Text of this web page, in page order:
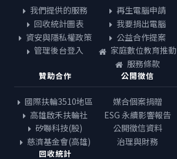
我們提供的服務
回收統計圖表
資安與隱私權政策
管理後台登入
再生電腦申請
我要捐出電腦
公益合作提案
家庭數位教育推動
服務條款
贊助合作
國際扶輪3510地區
高雄啟禾扶輪社
矽聯科技(股)
慈濟基金會(高雄)
公開徵信
媒合個案捐贈
ESG 永續影響報告
公開徵信資料
治理與財務
回收統計